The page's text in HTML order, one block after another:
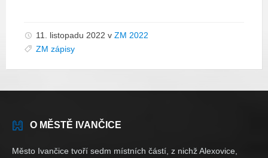
11. listopadu 2022 v ZM 2022
ZM zápisy
O MĚSTĚ IVANČICE
Město Ivančice tvoří sedm místních částí, z nichž Alexovice,